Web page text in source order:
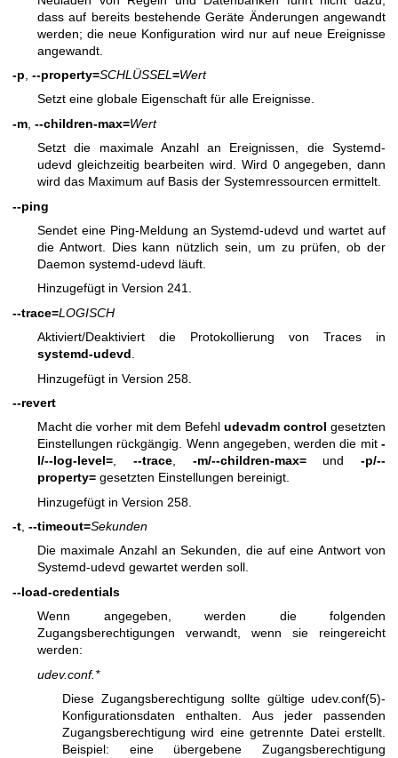
dass auf bereits bestehende Geräte Änderungen angewandt
werden; die neue Konfiguration wird nur auf neue Ereignisse
angewandt.
-p --property=SCHLÜSSEL =Wert
Setzt eine globale Eigenschaft für alle Ereignisse.
-m --children-max=Wert
Setzt die maximale Anzahl an Ereignissen, die Systemd-
udevd gleichzeitig bearbeiten wird. Wird 0 angegeben, dann
wird das Maximum auf Basis der Systemressourcen ermittelt.
--ping
Sendet eine Ping-Meldung an Systemd-udevd und wartet auf
die Antwort. Dies kann nützlich sein, um zu prüfen, ob der
Daemon systemd-udevd läuft.
Hinzugefügt in Version 241.
--trace=LOGISCH
Aktiviert/Deaktiviert die Protokollierung von Traces in
systemd-udevd
Hinzugefügt in Version 258.
--revert
Macht die vorher mit dem Befehl udevadm control gesetzten
Einstellungen rückgängig. Wenn angegeben, werden die mit -
l/--log-level=, --trace, -m/--children-max=und -p/--
property= gesetzten Einstellungen bereinigt.
Hinzugefügt in Version 258.
-t --timeout=Sekunden
Die maximale Anzahl an Sekunden, die auf eine Antwort von
Systemd-udevd gewartet werden soll.
--load-credentials
Wenn angegeben, werden die folgenden
Zugangsberechtigungen verwandt, wenn sie reingereicht
werden:
udev.conf.*
Diese Zugangsberechtigung sollte gültige udev.conf(5)-
Konfigurationsdaten enthalten. Aus jeder passenden
Zugangsberechtigung wird eine getrennte Datei erstellt.
Beispiel: eine übergebene Zugangsberechtigung